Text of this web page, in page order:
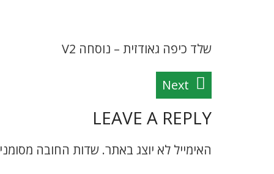
שלד כיפה גאודזית – נוסחה V2
Next
LEAVE A REPLY
האימייל לא יוצג באתר. שדות החובה